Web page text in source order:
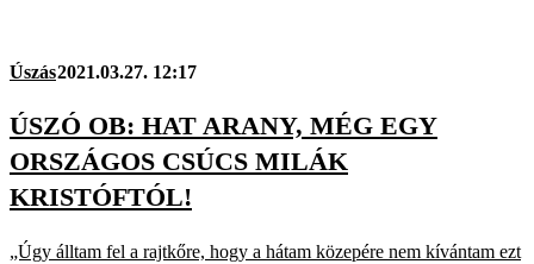
Úszás2021.03.27. 12:17
ÚSZÓ OB: HAT ARANY, MÉG EGY
ORSZÁGOS CSÚCS MILÁK
KRISTÓFTÓL!
„Úgy álltam fel a rajtkőre, hogy a hátam közepére nem kívántam ezt